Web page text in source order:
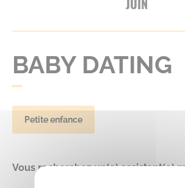
BABY DATING
Petite enfance
Vous recherchez un(e) assistant(e)